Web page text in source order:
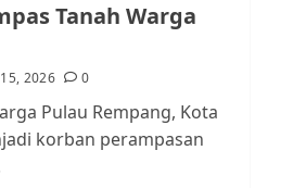
dan Masyarakat di
Lingkungan RT/RW
Datangi Pemko Batam,
Warga Rempang Protes
Mereka Diambil
Tanah Warga
2026 0
Pulau Rempang, Kota
korban perampasan